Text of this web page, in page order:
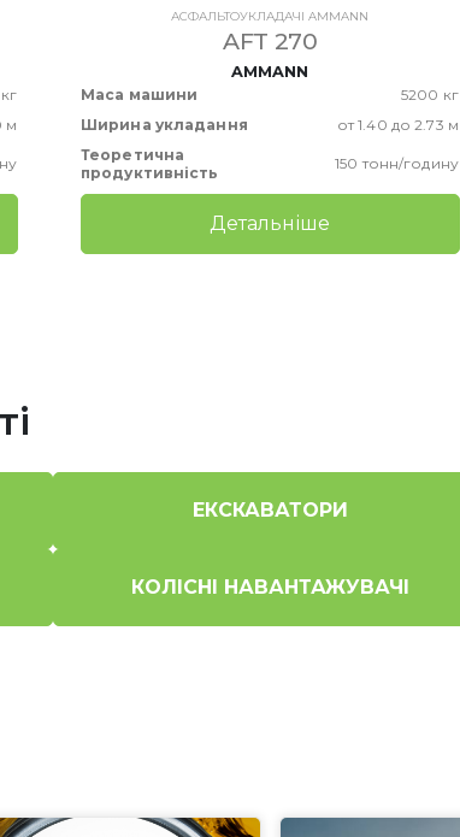
м
АСФАЛЬТОУКЛАДАЧІ AMMANN
AFT 270
AMMANN
Маса машини
5200 кг
Ширина укладання
от 1.40 до 2.73 м
Теоретична
продуктивність
150 тонн/годину
Детальніше
ЕКСКАВАТОРИ
КОЛІСНІ НАВАНТАЖУВАЧІ